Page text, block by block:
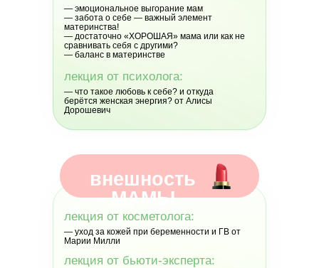
— эмоциональное выгорание мам
— забота о себе — важный элемент
материнства!
— достаточно «ХОРОШАЯ» мама или как не
сравнивать себя с другими?
— баланс в материнстве
лекция от психолога:
— что такое любовь к себе? и откуда
берётся женская энергия? от Алисы
Дорошевич
внешность
МАМЫ
лекция от косметолога:
— уход за кожей при беременности и ГВ от
Марии Милли
лекция от бьюти-эксперта: